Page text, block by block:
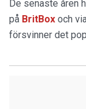
De senaste åren
på BritBox och
försvinner det